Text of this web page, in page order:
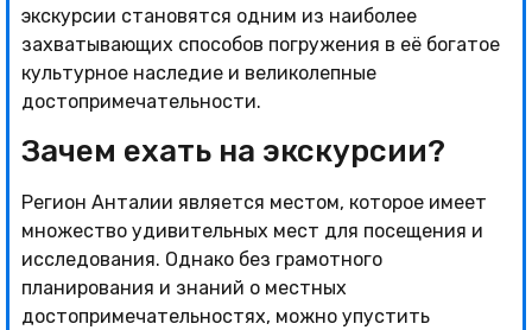
экскурсии становятся одним из наиболее
захватывающих способов погружения в её богатое
культурное наследие и великолепные
достопримечательности.
Зачем ехать на экскурсии?
Регион Анталии является местом, которое имеет
множество удивительных мест для посещения и
исследования. Однако без грамотного
планирования и знаний о местных
достопримечательностях, можно упустить